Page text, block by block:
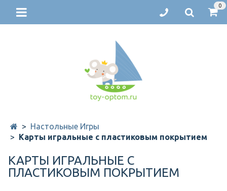
0
Настольные Игры
Карты игральные с пластиковым покрытием
КАРТЫ ИГРАЛЬНЫЕ С
ПЛАСТИКОВЫМ ПОКРЫТИЕМ